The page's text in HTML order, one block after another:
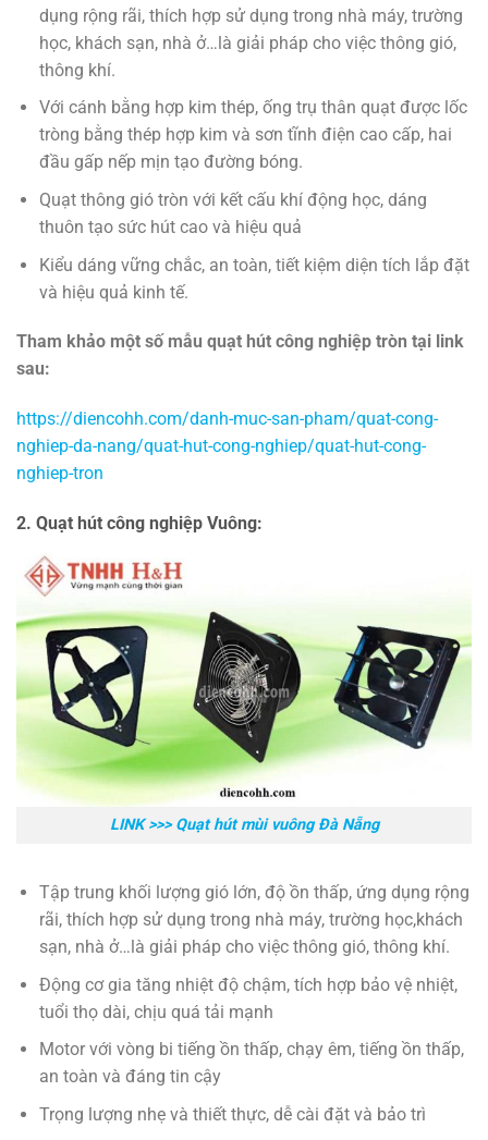
dụng rộng rãi, thích hợp sử dụng trong nhà máy, trường
học, khách sạn, nhà ở…là giải pháp cho việc thông gió,
thông khí.
Với cánh bằng hợp kim thép, ống trụ thân quạt được lốc
tròng bằng thép hợp kim và sơn tĩnh điện cao cấp, hai
đầu gấp nếp mịn tạo đường bóng.
Quạt thông gió tròn với kết cấu khí động học, dáng
thuôn tạo sức hút cao và hiệu quả
Kiểu dáng vững chắc, an toàn, tiết kiệm diện tích lắp đặt
và hiệu quả kinh tế.
Tham khảo một số mẫu quạt hút công nghiệp tròn tại link
sau:
https://diencohh.com/danh-muc-san-pham/quat-cong-
nghiep-da-nang/quat-hut-cong-nghiep/quat-hut-cong-
nghiep-tron
2. Quạt hút công nghiệp Vuông:
LINK >>> Quạt hút mùi vuông Đà Nẵng
Tập trung khối lượng gió lớn, độ ồn thấp, ứng dụng rộng
rãi, thích hợp sử dụng trong nhà máy, trường học,khách
sạn, nhà ở…là giải pháp cho việc thông gió, thông khí.
Động cơ gia tăng nhiệt độ chậm, tích hợp bảo vệ nhiệt,
tuổi thọ dài, chịu quá tải mạnh
Motor với vòng bi tiếng ồn thấp, chạy êm, tiếng ồn thấp,
an toàn và đáng tin cậy
Trọng lượng nhẹ và thiết thực, dễ cài đặt và bảo trì